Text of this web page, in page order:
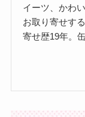
イーツ、かわ
お取り寄せす
寄せ歴19年。